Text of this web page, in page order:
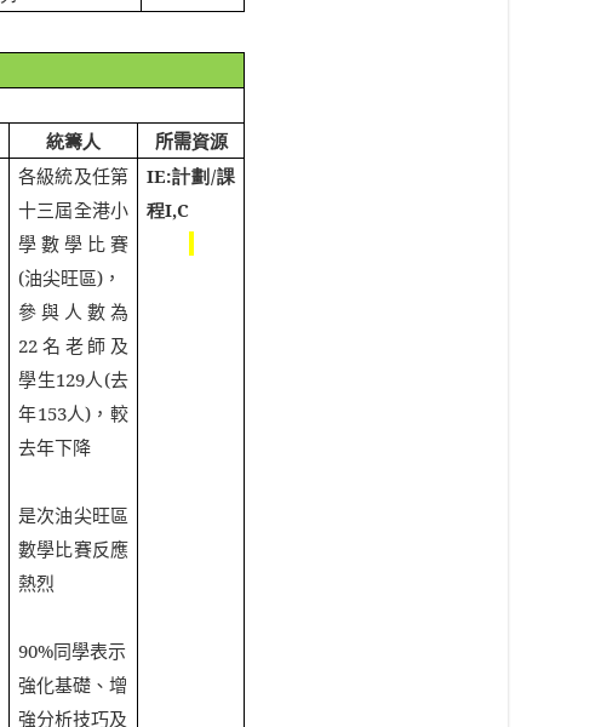
統籌人 所需資源
各級統及任第
十三屆全港小
學數學比賽
(油尖旺區) ，
參與人數為
22 名老師及
學生129人(去
年153人) ，較
去年下降
是次油尖旺區
數學比賽反應
熱烈
90%同學表示
強化基礎、增
強分析技巧及
IE:計劃/課
程I,C